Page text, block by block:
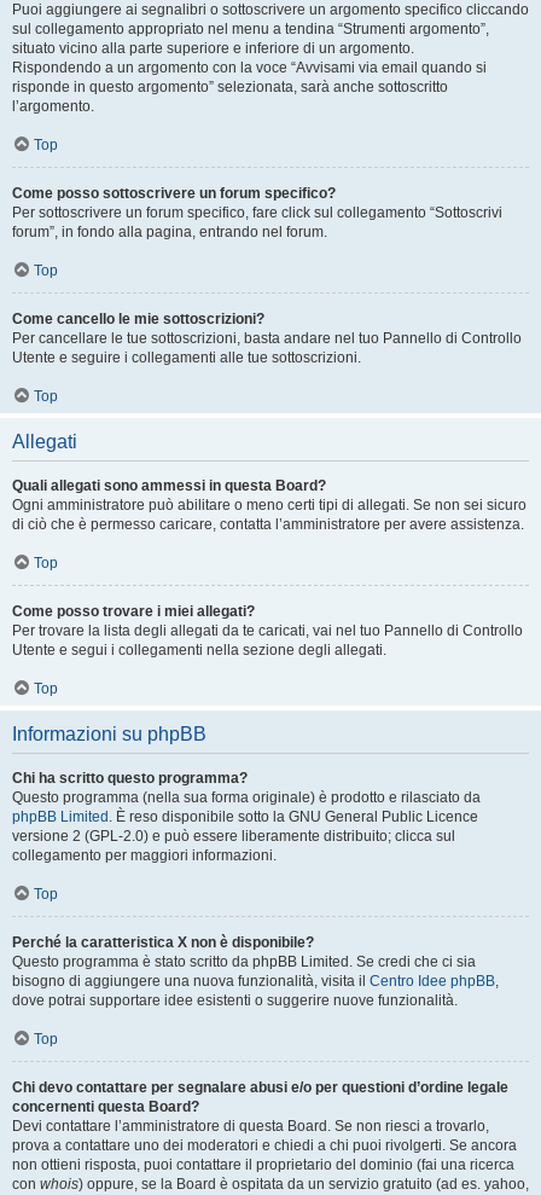
Puoi aggiungere ai segnalibri o sottoscrivere un argomento specifico cliccando
sul collegamento appropriato nel menu a tendina “Strumenti argomento”,
situato vicino alla parte superiore e inferiore di un argomento.
Rispondendo a un argomento con la voce “Avvisami via email quando si
risponde in questo argomento” selezionata, sarà anche sottoscritto
l’argomento.
Top
Come posso sottoscrivere un forum specifico?
Per sottoscrivere un forum specifico, fare click sul collegamento “Sottoscrivi
forum”, in fondo alla pagina, entrando nel forum.
Top
Come cancello le mie sottoscrizioni?
Per cancellare le tue sottoscrizioni, basta andare nel tuo Pannello di Controllo
Utente e seguire i collegamenti alle tue sottoscrizioni.
Top
Allegati
Quali allegati sono ammessi in questa Board?
Ogni amministratore può abilitare o meno certi tipi di allegati. Se non sei sicuro
di ciò che è permesso caricare, contatta l’amministratore per avere assistenza.
Top
Come posso trovare i miei allegati?
Per trovare la lista degli allegati da te caricati, vai nel tuo Pannello di Controllo
Utente e segui i collegamenti nella sezione degli allegati.
Top
Informazioni su phpBB
Chi ha scritto questo programma?
Questo programma (nella sua forma originale) è prodotto e rilasciato da
phpBB Limited . È reso disponibile sotto la GNU General Public Licence
versione 2 (GPL-2.0) e può essere liberamente distribuito; clicca sul
collegamento per maggiori informazioni.
Top
Perché la caratteristica X non è disponibile?
Questo programma è stato scritto da phpBB Limited. Se credi che ci sia
bisogno di aggiungere una nuova funzionalità, visita il Centro Idee phpBB,
dove potrai supportare idee esistenti o suggerire nuove funzionalità.
Top
Chi devo contattare per segnalare abusi e/o per questioni d’ordine legale
concernenti questa Board?
Devi contattare l’amministratore di questa Board. Se non riesci a trovarlo,
prova a contattare uno dei moderatori e chiedi a chi puoi rivolgerti. Se ancora
non ottieni risposta, puoi contattare il proprietario del dominio (fai una ricerca
con whois) oppure, se la Board è ospitata da un servizio gratuito (ad es. yahoo,